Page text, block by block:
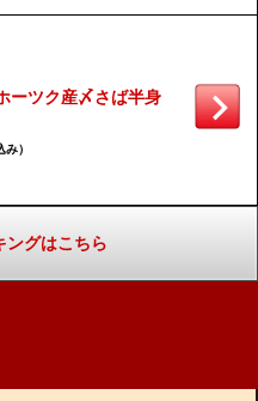
ーツク産〆さば半身
み）
ングはこちら